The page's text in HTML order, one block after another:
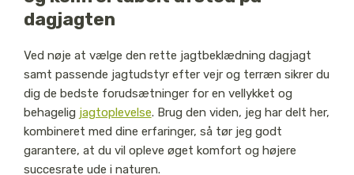
dagjagten
Ved nøje at vælge den rette jagtbeklædning dagjagt
samt passende jagtudstyr efter vejr og terræn sikrer du
dig de bedste forudsætninger for en vellykket og
behagelig jagtoplevelse. Brug den viden, jeg har delt her,
kombineret med dine erfaringer, så tør jeg godt
garantere, at du vil opleve øget komfort og højere
succesrate ude i naturen.